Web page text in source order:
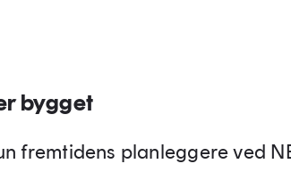
bygget
fremtidens planleggere ved